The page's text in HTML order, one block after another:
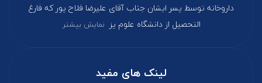
داروخانه توسط پسر ایشان جناب آقای علیرضا فلاح پور که فارغ‌
التحصیل از دانشگاه علوم پز نمایش بیشتر
لینک های مفید